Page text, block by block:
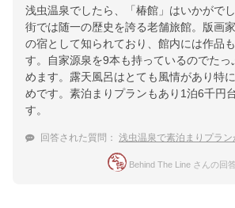
浅虫温泉でしたら、「椿館」はいかがで
街では随一の歴史を誇る老舗旅館。版画
の宿として知られており、館内には作品
す。自家源泉を9本も持っているのでたっ
めます。露天風呂はとても風情があり特
めです。素泊まりプランもあり1泊6千円
す。
回答された質問： 浅虫温泉で素泊まりプラン
Behind The Line さんの回